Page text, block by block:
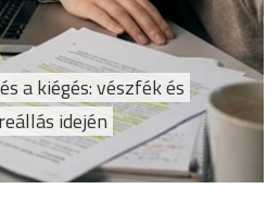
a kiégés: vészfék és
idején